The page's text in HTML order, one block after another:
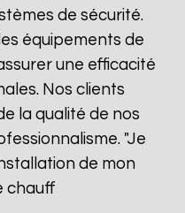
de sécurité.
équipements de
une efficacité
Nos clients
la qualité de nos
"Je
de mon
chauff